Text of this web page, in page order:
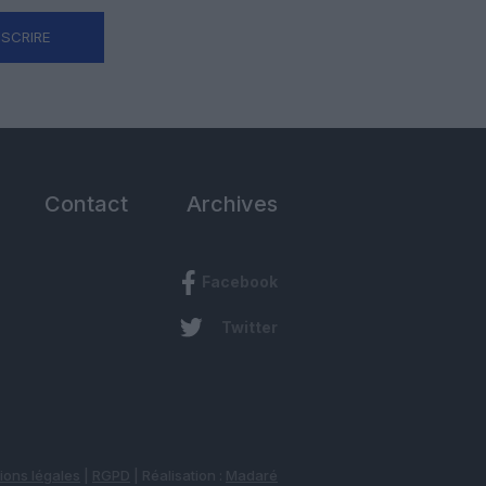
Contact Archives